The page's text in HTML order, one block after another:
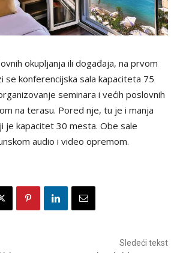
okupljanja ili događaja, na prvom
se konferencijska sala kapaciteta 75
seminara i većih poslovnih
na terasu. Pored nje, tu je i manja
je kapacitet 30 mesta. Obe sale
audio i video opremom.
Sledeći tekst